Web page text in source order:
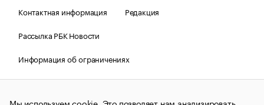
Контактная информация
Редакция
Рассылка РБК Новости
Информация об ограничениях
Правовая информация
О соблюдении авторских прав